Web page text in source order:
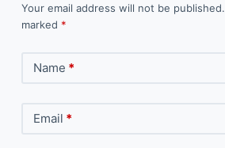
Your email address will not be published.
marked *
Name *
Email *